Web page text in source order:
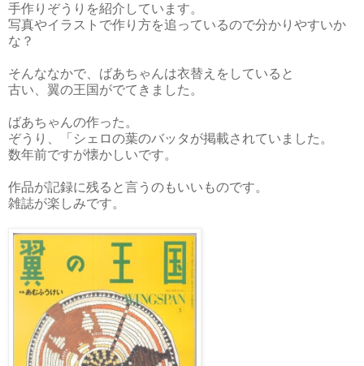
手作りぞうりを紹介しています。
写真やイラストで作り方を追っているので分かりやすいか
な？
そんななかで、ばあちゃんは衣替えをしていると
古い、翼の王国がでてきました。
ばあちゃんの作った。
ぞうり、「シェロの葉のバッタが掲載されていました。
数年前ですが懐かしいです。
作品が記録に残ると言うのもいいものです。
雑誌が楽しみです。